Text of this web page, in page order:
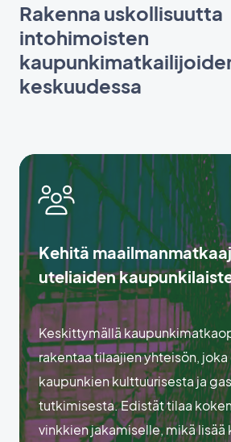
Rakenna uskollisuutta
intohimoisten
keskuudessa
Kehitä
uteliaiden
Keskittymällä
rakentaa tilaajien yhteisön,
kaupunkien kulttuurisesta ja
tutkimisesta. Edistät tilaa
vinkkien jakamiselle, mikä lisää